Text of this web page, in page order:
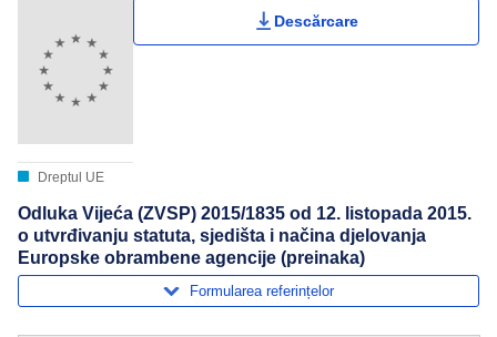
Dreptul UE
Descărcare
Odluka Vijeća (ZVSP) 2015/1835 od 12. listopada 2015.
o utvrđivanju statuta, sjedišta i načina djelovanja
Europske obrambene agencije (preinaka)
Formularea referințelor